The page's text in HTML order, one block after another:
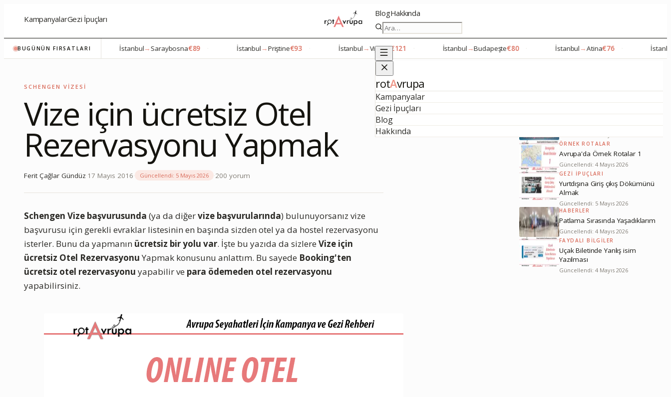
KampanyalarGezi İpuçları
BlogHakkında
rotAvrupa
Kampanyalar
Gezi İpuçları
Blog
Hakkında
BUGÜNÜN FIRSATLARI
İstanbul→Atina€76 · İstanbul→Saraybosna€89 · İstanbul→Priştine€93 · İstanbul→Viyana€121 · İstanbul→Budapeşte€80 · İstanbul→Atina€76 · İstanbul→
SCHENGEN VIZESI
Vize için ücretsiz Otel
Rezervasyonu Yapmak
Ferit Çağlar Gündüz·17 Mayıs 2016· Güncellendi: 5 Mayıs 2026 ·200 yorum
Schengen Vize başvurusunda (ya da diğervize başvurularında) bulunuyorsanız vize
başvurusu için gerekli evraklar listesinin en başında sizden otel ya da hostel rezervasyonu
isterler. Bunu da yapmanın ücretsiz bir yolu var. İşte bu yazıda da sizlere Vize için
ücretsiz Otel RezervasyonuYapmak konusunu anlattım. Bu sayede Booking'ten
ücretsiz otel rezervasyonu yapabilir ve para ödemeden otel rezervasyonu
yapabilirsiniz.
ÖNERILEN YAZILAR
HAVA YOLU INCELEMELERI
Norwegian Havayolu Nasıl?
ÖRNEK ROTALAR
Avrupa'da Örnek Rotalar 1
Güncellendi: 4 Mayıs 2026
GEZI IPUÇLARI
Yurtdışına Giriş çıkış Dökümünü
Almak
Güncellendi: 5 Mayıs 2026
HABERLER
Patlama Sırasında Yaşadıklarım
Güncellendi: 4 Mayıs 2026
FAYDALI BILGILER
Uçak Biletinde Yanlış isim
Yazılması
Güncellendi: 4 Mayıs 2026